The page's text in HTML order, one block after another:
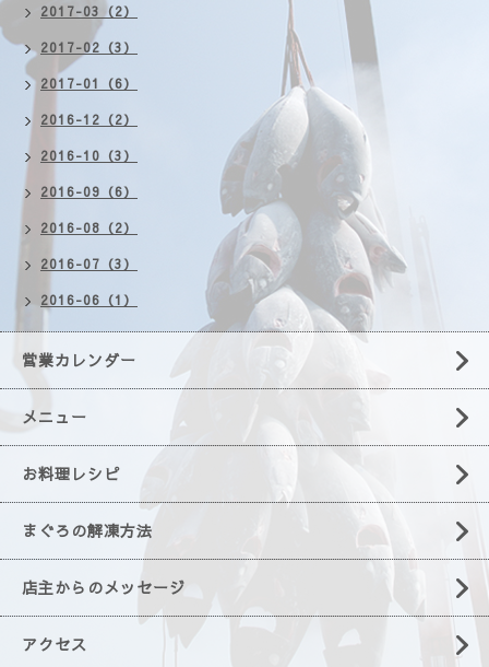
2017-03（2）
2017-02（3）
2017-01（6）
2016-12（2）
2016-10（3）
2016-09（6）
2016-08（2）
2016-07（3）
2016-06（1）
営業カレンダー
メニュー
お料理レシピ
まぐろの解凍方法
店主からのメッセージ
アクセス